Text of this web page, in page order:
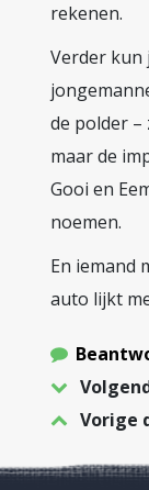
rekenen.
Verder kun
de polder –
maar de
Gooi en
noemen.
En iemand
auto lijkt
Vorige